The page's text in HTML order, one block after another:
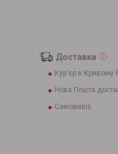
Доставка
Кур'єр в Кривому
Нова Пошта
Самовивіз